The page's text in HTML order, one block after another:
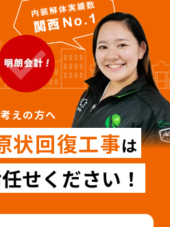
えの方へ
状回復工事は
せください！